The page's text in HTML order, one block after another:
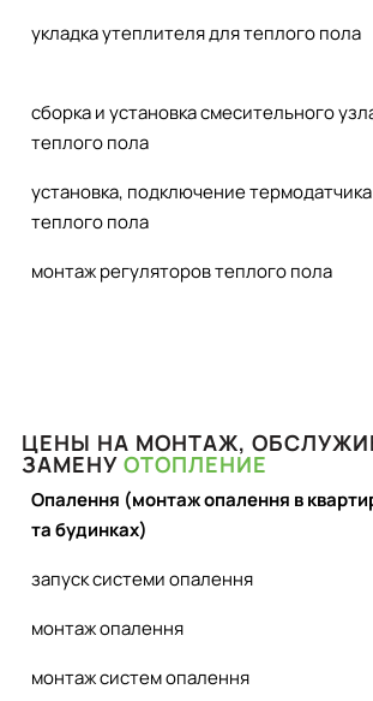
укладка утеплителя для теплого пола
сборка и установка смесительного
теплого пола
установка, подключение термодатчика
теплого пола
монтаж регуляторов теплого пола
ЦЕНЫ НА МОНТАЖ,
ЗАМЕНУ ОТОПЛЕНИЕ
Опалення (монтаж опалення в
та будинках)
запуск системи опалення
монтаж опалення
монтаж систем опалення